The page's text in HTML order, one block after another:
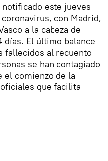
este jueves
con Madrid,
a la cabeza de
días. El último balance
fallecidos al recuento
se han contagiado
el comienzo de la
que facilita